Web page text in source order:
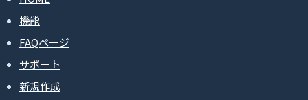
機能
FAQページ
サポート
新規作成